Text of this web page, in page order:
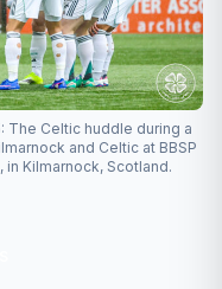
The Celtic huddle during a
and Celtic at BBSP
in Kilmarnock, Scotland.